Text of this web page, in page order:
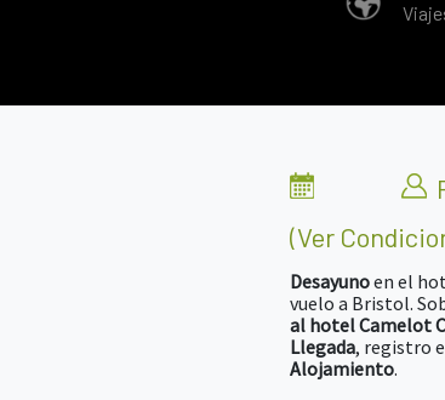
(ver
Desayunoen el
vuelo a Bristol.
al hotel Camelot
Llegada, registro
Alojamiento.